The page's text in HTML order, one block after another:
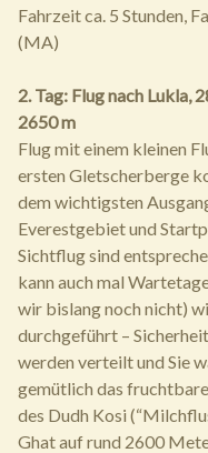
Fahrzeit ca. 5 Stunden,
(MA)
2. Tag: Flug nach Lukla,
2650 m
Flug mit einem kleinen
ersten Gletscherberge
dem wichtigsten
Everestgebiet und
Sichtflug sind
kann auch mal
wir bislang noch nicht)
durchgeführt –
werden verteilt und Sie
gemütlich das
des Dudh Kosi
Ghat auf rund 2600